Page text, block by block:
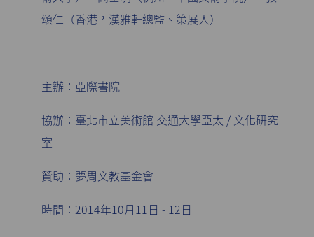
頌仁（香港，漢雅軒總監、策展人）
主辦：亞際書院
協辦：臺北市立美術館 交通大學亞太 / 文化研究
室
贊助：夢周文教基金會
時間：2014年10月11日 - 12日